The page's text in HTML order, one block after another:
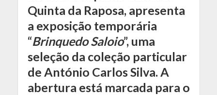
Quinta da Raposa, apresenta
a exposição temporária
“Brinquedo Saloio”, uma
seleção da coleção particular
de António Carlos Silva. A
abertura está marcada para o